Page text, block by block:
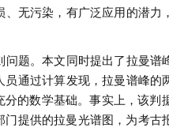
无污染，有广泛应用的潜力
题。本文同时提出了拉曼谱
员通过计算发现，拉曼谱峰
的数学基础。事实上，该判
提供的拉曼光谱图，为考古